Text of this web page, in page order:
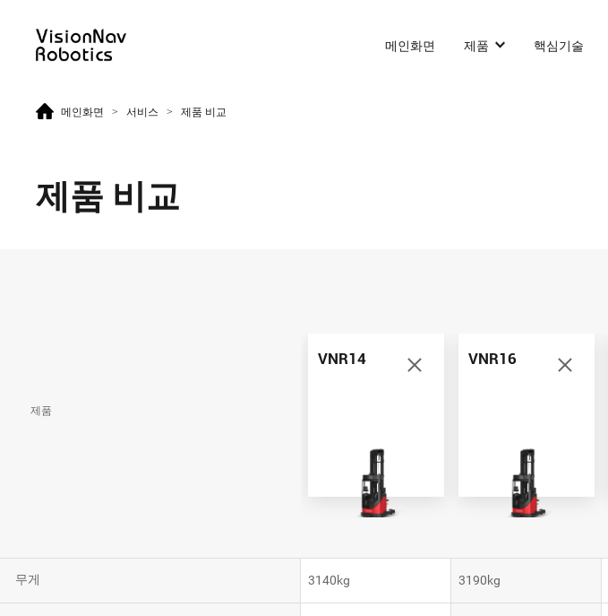
메인화면 제품 핵심기술
메인화면 > 서비스 > 제품 비교
제품 비교
제품
무게
VNR14
3140kg
VNR16
3190kg